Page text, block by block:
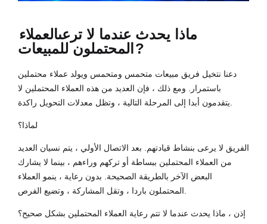
ماذا يحدث عندما لا ترعىالعملاء
المحتملون للمبيعات ?
دعنا نتخيل فريق مبيعات متحمس ومتحمس ويولد عملاء محتملين
باستمرار. ومع ذلك ، فإن العديد من هذه العملاء المحتملين لا
يتقدمون أبدا إلى المرحلة التالية ، وتظل معدلات التحويل راكدة.
لماذا؟
الفريق لا يرعى بنشاط قيادتهم. بعد الاتصال الأولي ، يتم نسيان العديد
من العملاء المحتملين ببساطة أو تركهم وراءهم ، بينما لا يشارك
البعض الآخر بالطريقة الصحيحة. بدون رعاية ، ينمو العملاء
المحتملون باردا ، وتقل المشاركة ، وتضيع الفرص.
إذن ، ماذا يحدث عندما لا تتم رعاية العملاء المحتملين بشكل صحيح؟